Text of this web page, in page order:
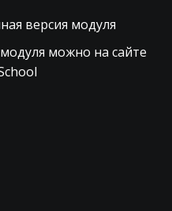
версия модуля
можно на сайте